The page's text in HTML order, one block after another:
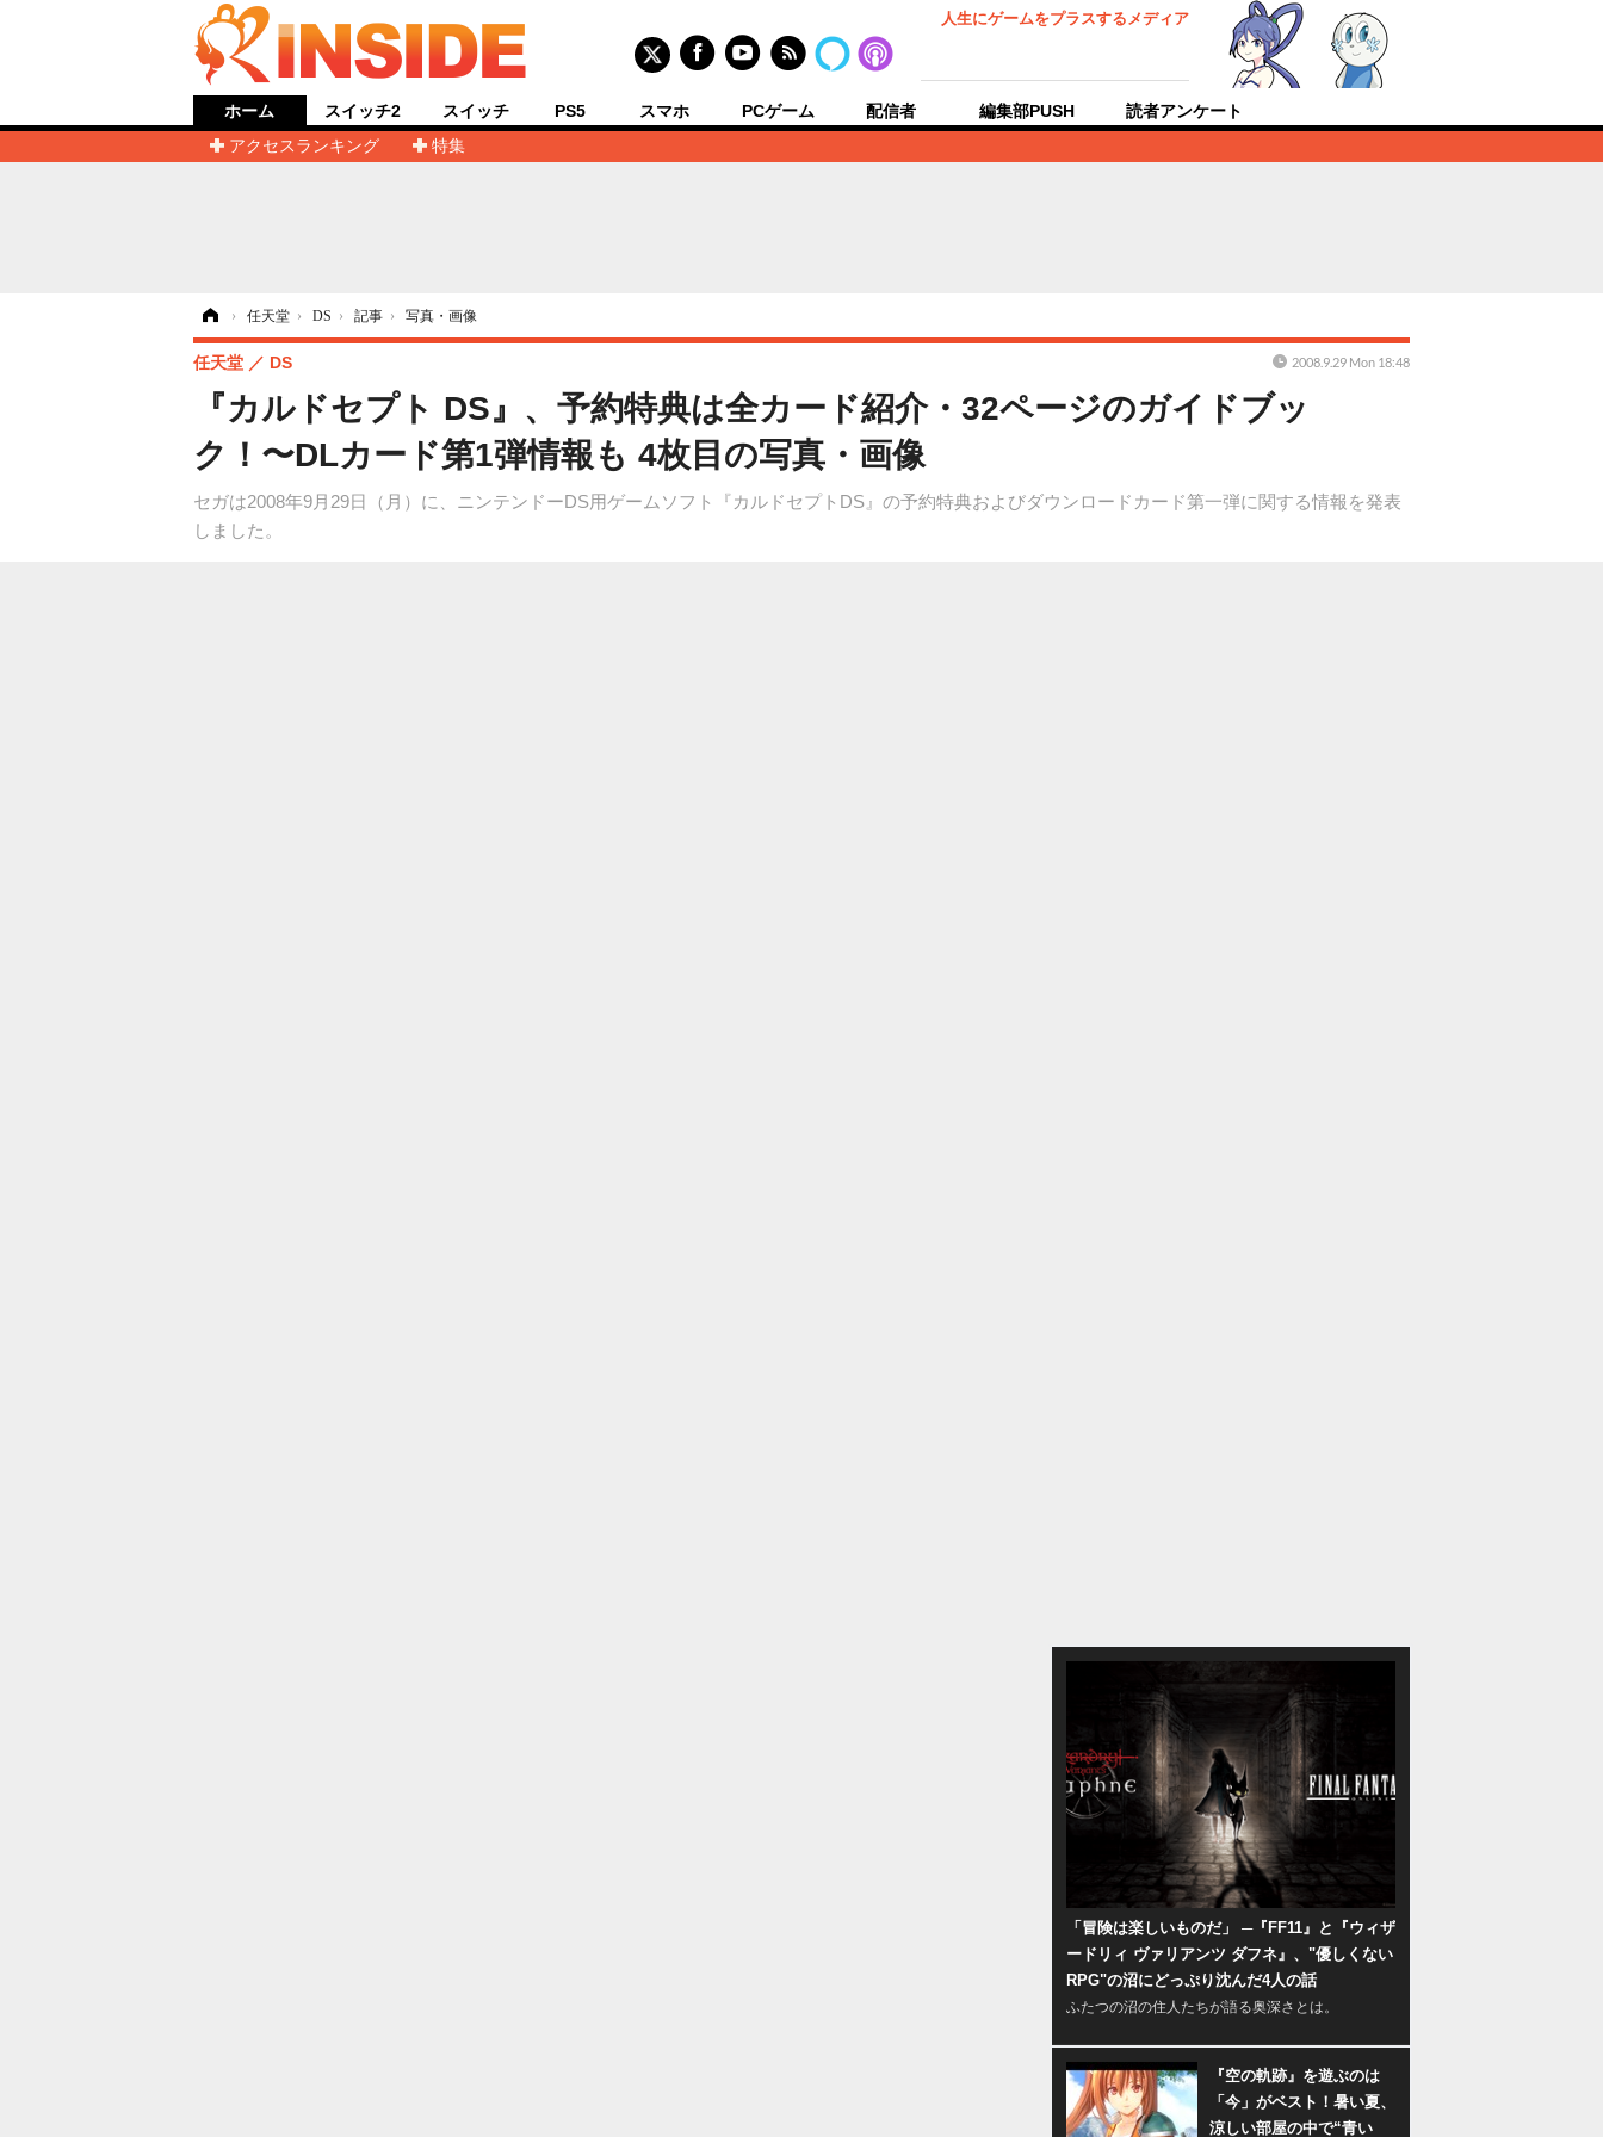
人生にゲームをプラスするメディア
ホーム
アクセスランキング
特集
スイッチ2 スイッチ PS5 スマホ PCゲーム 配信者 編集部PUSH 読者アンケート
› 任天堂 › DS › 記事 › 写真・画像
『カルドセプト DS』、予約特典は全カード紹介・32ページのガイドブッ
ク！〜DLカード第1弾情報も 4枚目の写真・画像
セガは2008年9月29日（月）に、ニンテンドーDS用ゲームソフト『カルドセプトDS』の予約特典およびダウンロードカード第一弾に関する情報を発表
しました。
任天堂 DS 2008.9.29 Mon 18:48
「冒険は楽しいものだ」 ─『FF11』と『ウィザ
ードリィ ヴァリアンツ ダフネ』、"優しくない
RPG"の沼にどっぷり沈んだ4人の話
ふたつの沼の住人たちが語る奥深さとは。
『空の軌跡』を遊ぶのは
「今」がベスト！暑い夏、
涼しい部屋の中で“青い